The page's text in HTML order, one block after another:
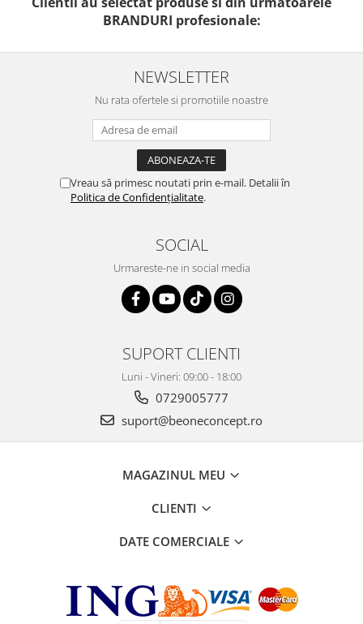
BRANDURI profesionale:
NEWSLETTER
Nu rata ofertele si promotiile noastre
Vreau să primesc noutati prin e-mail. Detalii în
Politica de Confidențialitate.
SOCIAL
Urmareste-ne in social media
SUPORT CLIENTI
Luni - Vineri: 09:00 - 18:00
0729005777
suport@beoneconcept.ro
MAGAZINUL MEU
CLIENTI
DATE COMERCIALE